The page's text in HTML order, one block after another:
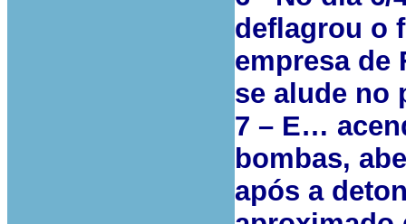
deflagrou o
empresa de
se alude no
7 – E…
bombas,
após a